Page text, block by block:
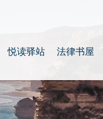
悦读驿站 法律书屋